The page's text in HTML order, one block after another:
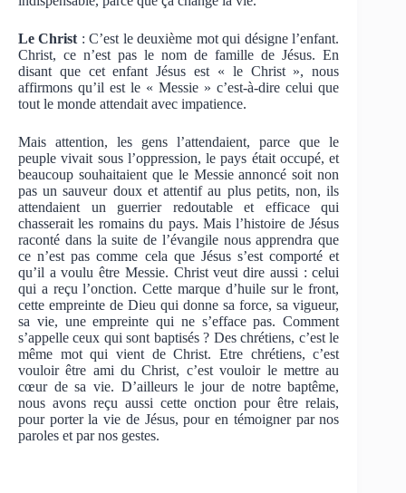
Le Christ : C’est le deuxième mot qui désigne l’enfant.
Christ, ce n’est pas le nom de famille de Jésus. En
disant que cet enfant Jésus est « le Christ », nous
affirmons qu’il est le « Messie » c’est-à-dire celui que
tout le monde attendait avec impatience.
Mais attention, les gens l’attendaient, parce que le
peuple vivait sous l’oppression, le pays était occupé, et
beaucoup souhaitaient que le Messie annoncé soit non
pas un sauveur doux et attentif au plus petits, non, ils
attendaient un guerrier redoutable et efficace qui
chasserait les romains du pays. Mais l’histoire de Jésus
raconté dans la suite de l’évangile nous apprendra que
ce n’est pas comme cela que Jésus s’est comporté et
qu’il a voulu être Messie. Christ veut dire aussi : celui
qui a reçu l’onction. Cette marque d’huile sur le front,
cette empreinte de Dieu qui donne sa force, sa vigueur,
sa vie, une empreinte qui ne s’efface pas. Comment
s’appelle ceux qui sont baptisés ? Des chrétiens, c’est le
même mot qui vient de Christ. Etre chrétiens, c’est
vouloir être ami du Christ, c’est vouloir le mettre au
cœur de sa vie. D’ailleurs le jour de notre baptême,
nous avons reçu aussi cette onction pour être relais,
pour porter la vie de Jésus, pour en témoigner par nos
paroles et par nos gestes.